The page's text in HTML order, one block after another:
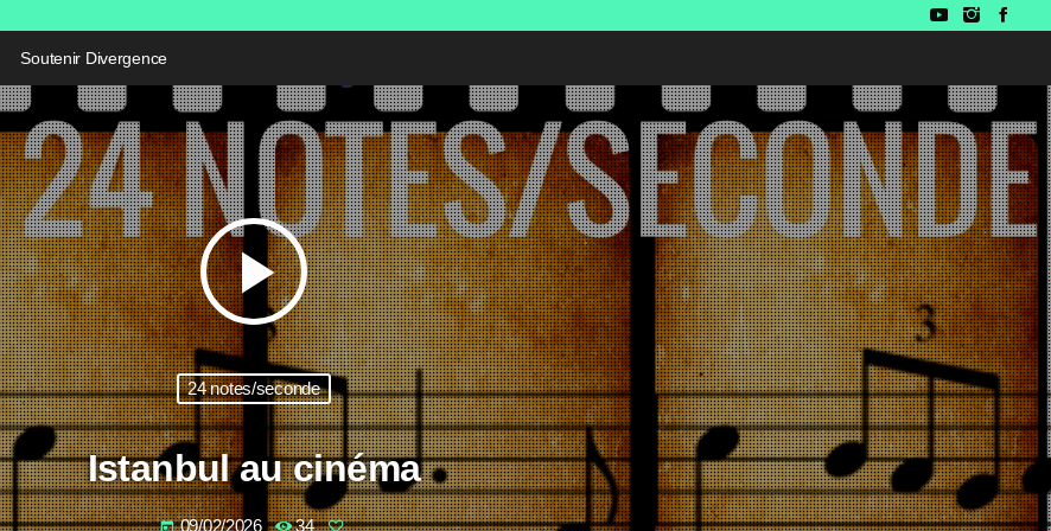
Soutenir Divergence
play_arrow
24 notes/seconde
Istanbul au cinéma
today 09/02/2026 34